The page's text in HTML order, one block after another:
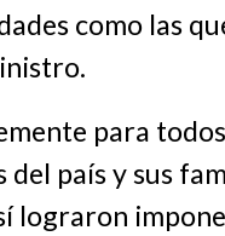
como las
para
del país y sus
lograron